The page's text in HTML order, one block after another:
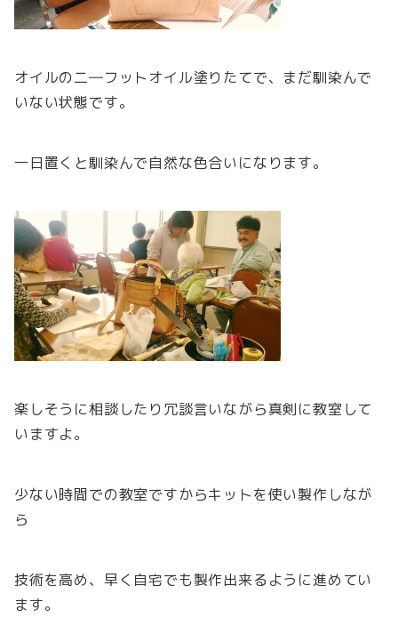
オイルの二―フットオイル塗りたてで、まだ馴染んで
いない状態です。
一日置くと馴染んで自然な色合いになります。
楽しそうに相談したり冗談言いながら真剣に教室して
いますよ。
少ない時間での教室ですからキットを使い製作しなが
ら
技術を高め、早く自宅でも製作出来るように進めてい
ます。